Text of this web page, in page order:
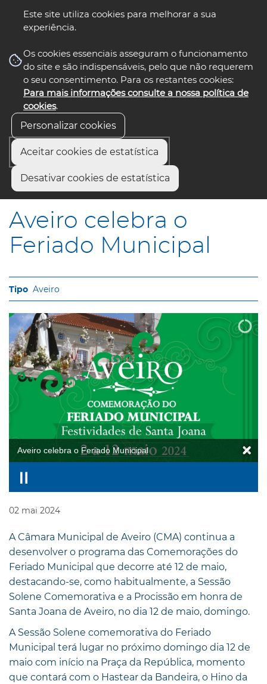
Este site utiliza cookies para melhorar a sua
experiência.
Os cookies essenciais asseguram o funcionamento
do site e são indispensáveis, pelo que não requerem
o seu consentimento. Para os restantes cookies:
Para mais informações consulte a nossa política de
cookies.
Personalizar cookies
Aceitar cookies de estatística
Desativar cookies de estatística
nos select language
Início
Aveiro celebra o Feriado Municipal
Aveiro celebra o
Feriado Municipal
Aveiro
Aveiro celebra o Feriado Municipal
02 mai 2024
A Câmara Municipal de Aveiro (CMA) continua a
desenvolver o programa das Comemorações do
Feriado Municipal que decorre até 12 de maio,
destacando-se, como habitualmente, a Sessão
Solene Comemorativa e a Procissão em honra de
Santa Joana de Aveiro, no dia 12 de maio, domingo.
A Sessão Solene comemorativa do Feriado
Municipal terá lugar no próximo domingo dia 12 de
maio com início na Praça da República, momento
que contará com o Hastear da Bandeira, o Hino da